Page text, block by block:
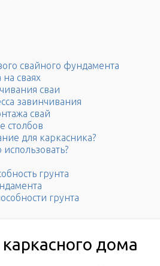
свайного фундамента
сваях
сваи
завинчивания
свай
столбов
для каркасника?
грунта
грунта
дома